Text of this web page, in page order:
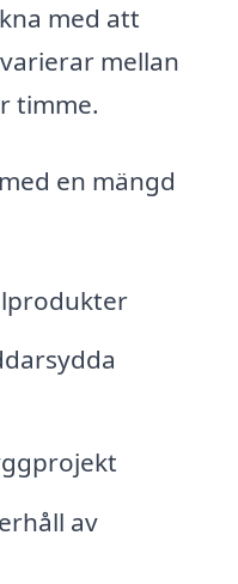
med att
mellan
timme.
en mängd
av